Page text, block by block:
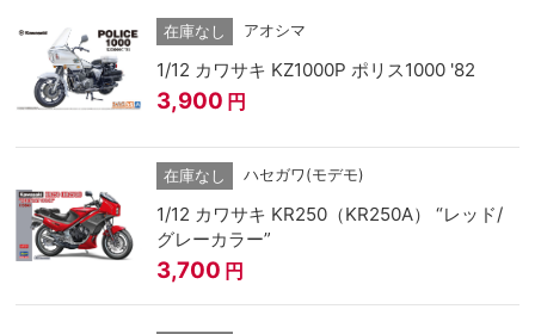
在庫なし アオシマ
1/12 カワサキ KZ1000P ポリス1000 '82
3,900 円
在庫なし ハセガワ(モデモ)
1/12 カワサキ KR250（KR250A） “レッド/
グレーカラー”
3,700 円